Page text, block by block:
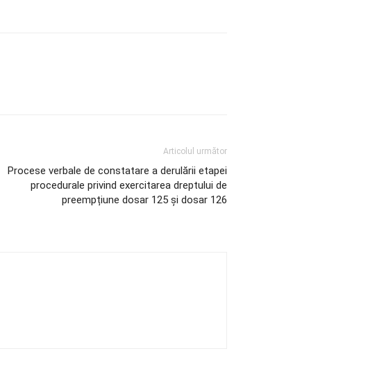
Articolul următor
Procese verbale de constatare a derulării etapei
procedurale privind exercitarea dreptului de
preempțiune dosar 125 și dosar 126